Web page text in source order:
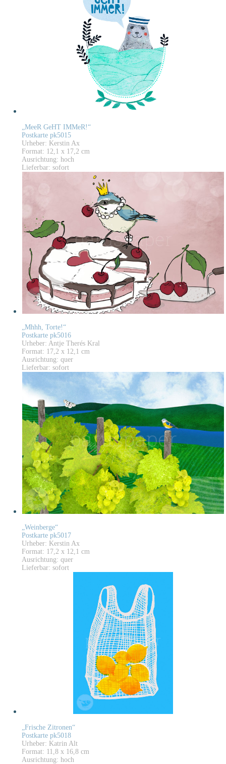
„MeeR GeHT IMMeR!“
Postkarte pk5015
Urheber: Kerstin Ax
Format: 12,1 x 17,2 cm
Ausrichtung: hoch
Lieferbar: sofort
„Mhhh, Torte!“
Postkarte pk5016
Urheber: Antje Therés Kral
Format: 17,2 x 12,1 cm
Ausrichtung: quer
Lieferbar: sofort
„Weinberge“
Postkarte pk5017
Urheber: Kerstin Ax
Format: 17,2 x 12,1 cm
Ausrichtung: quer
Lieferbar: sofort
„Frische Zitronen“
Postkarte pk5018
Urheber: Katrin Alt
Format: 11,8 x 16,8 cm
Ausrichtung: hoch